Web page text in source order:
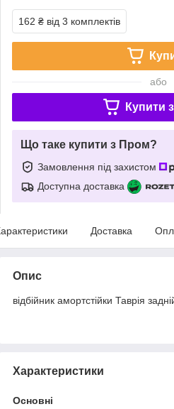
162 ₴ від 3 комплектів
або
Купити з
Що таке купити з Пром?
Замовлення під захистом
Доступна доставка
Доставка
Опис
відбійник амортстійки Таврія
Характеристики
Основні